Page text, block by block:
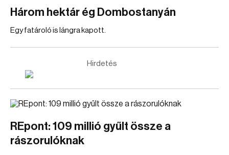
Három hektár ég Dombostanyán
Egy fatároló is lángra kapott.
Hirdetés
REpont: 109 millió gyűlt össze a
rászorulóknak